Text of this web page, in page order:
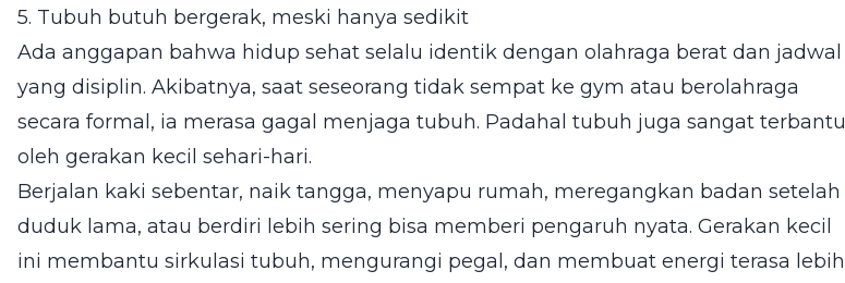
5. Tubuh butuh bergerak, meski hanya sedikit
Ada anggapan bahwa hidup sehat selalu identik dengan olahraga berat dan jadwal
yang disiplin. Akibatnya, saat seseorang tidak sempat ke gym atau berolahraga
secara formal, ia merasa gagal menjaga tubuh. Padahal tubuh juga sangat terbantu
oleh gerakan kecil sehari-hari.
Berjalan kaki sebentar, naik tangga, menyapu rumah, meregangkan badan setelah
duduk lama, atau berdiri lebih sering bisa memberi pengaruh nyata. Gerakan kecil
ini membantu sirkulasi tubuh, mengurangi pegal, dan membuat energi terasa lebih